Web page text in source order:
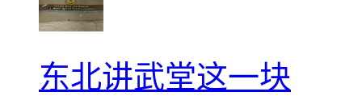
东北讲武堂这一块